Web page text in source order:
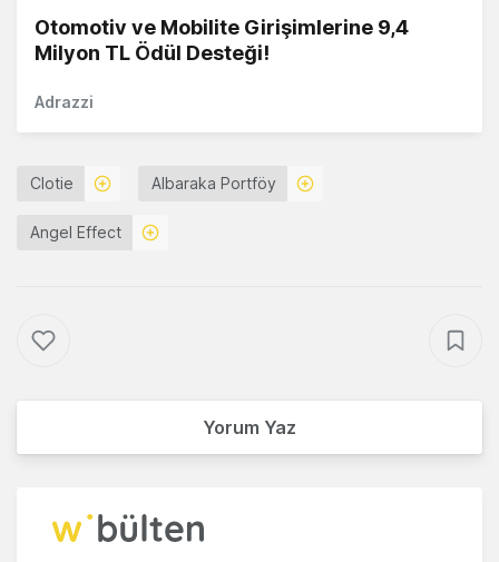
Otomotiv ve Mobilite Girişimlerine 9,4
Milyon TL Ödül Desteği!
Adrazzi
Clotie Albaraka Portföy
Angel Effect
Yorum Yaz